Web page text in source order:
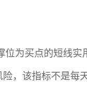
为买点的短线实
，该指标不是每